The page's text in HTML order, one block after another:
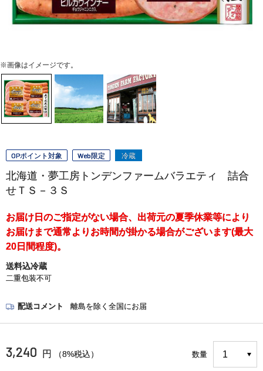
※画像はイメージです。
OPポイント対象 Web限定 冷蔵
北海道・夢工房トンデンファームバラエティ 詰合
せＴＳ－３Ｓ
お届け日のご指定がない場合、出荷元の夏季休業等により
お届けまで通常よりお時間が掛かる場合がございます(最大
20日間程度)。
送料込冷蔵
二重包装不可
配送コメント 離島を除く全国にお届
3,240 円 （8%税込） 数量